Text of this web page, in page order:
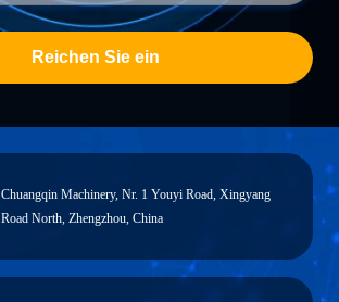
Reichen Sie ein
Chuangqin Machinery, Nr. 1 Youyi Road, Xingyang
Road North, Zhengzhou, China